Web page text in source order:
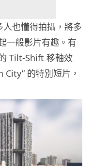
也懂得拍攝，將多
一般影片有趣。有
Tilt-Shift 移軸效
City” 的特別短片，